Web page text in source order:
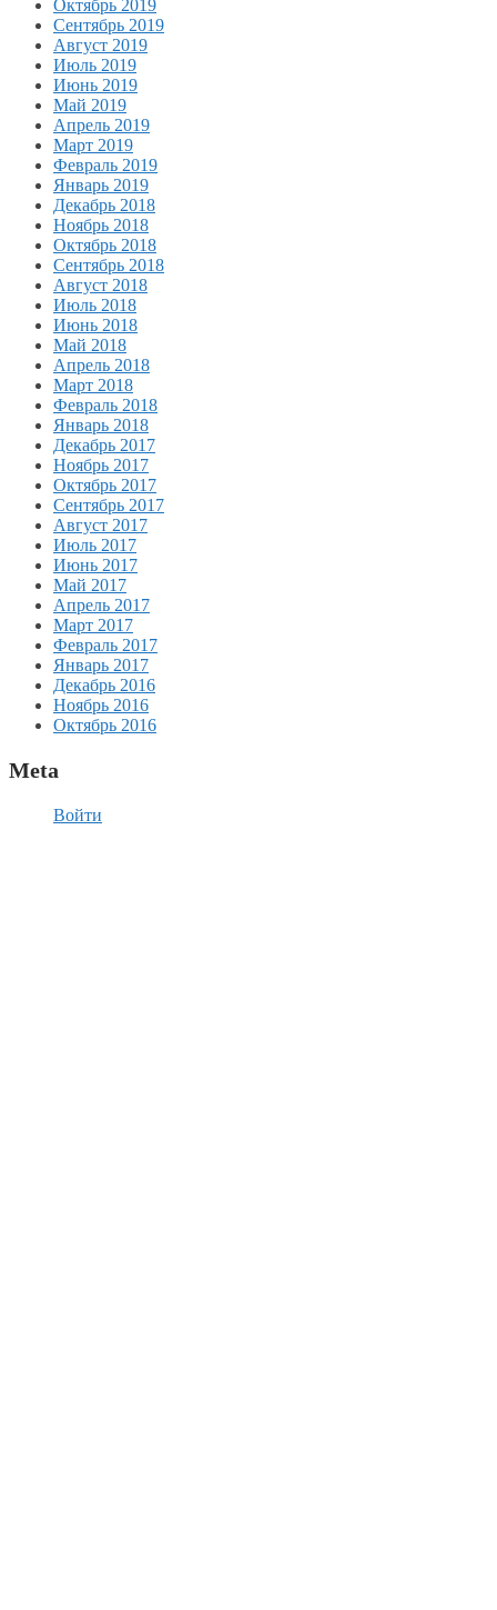
Октябрь 2019
Сентябрь 2019
Август 2019
Июль 2019
Июнь 2019
Май 2019
Апрель 2019
Март 2019
Февраль 2019
Январь 2019
Декабрь 2018
Ноябрь 2018
Октябрь 2018
Сентябрь 2018
Август 2018
Июль 2018
Июнь 2018
Май 2018
Апрель 2018
Март 2018
Февраль 2018
Январь 2018
Декабрь 2017
Ноябрь 2017
Октябрь 2017
Сентябрь 2017
Август 2017
Июль 2017
Июнь 2017
Май 2017
Апрель 2017
Март 2017
Февраль 2017
Январь 2017
Декабрь 2016
Ноябрь 2016
Октябрь 2016
Meta
Войти